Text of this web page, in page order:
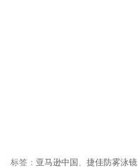
标签： 亚马逊中国 、 捷佳防雾泳镜